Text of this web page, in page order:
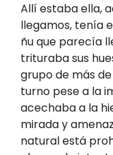
Allí estaba ella,
llegamos, tenía
ñu que parecía
trituraba sus
grupo de más
turno pese a la
acechaba a la
mirada y
natural está